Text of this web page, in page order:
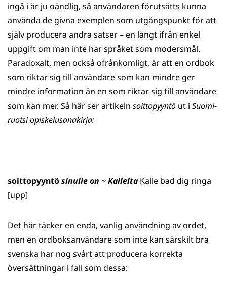
ingå i är ju oändlig, så användaren förutsätts kunna
använda de givna exemplen som utgångspunkt för att
själv producera andra satser – en långt ifrån enkel
uppgift om man inte har språket som modersmål.
Paradoxalt, men också ofrånkomligt, är att en ordbok
som riktar sig till användare som kan mindre ger
mindre information än en som riktar sig till användare
som kan mer. Så här ser artikeln soittopyyntö ut i Suomi-
ruotsi opiskelusanakirja:
soittopyyntösinulle on ~ KalleltaKalle bad dig ringa
[upp]
Det här täcker en enda, vanlig användning av ordet,
men en ordboksanvändare som inte kan särskilt bra
svenska har nog svårt att producera korrekta
översättningar i fall som dessa: